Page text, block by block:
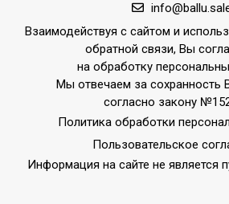
Взаимодействуя с сайтом и
обратной связи, Вы
на обработку
Мы отвечаем за сохранность
согласно закону
Политика обработки
Пользовательское
Информация на сайте не является